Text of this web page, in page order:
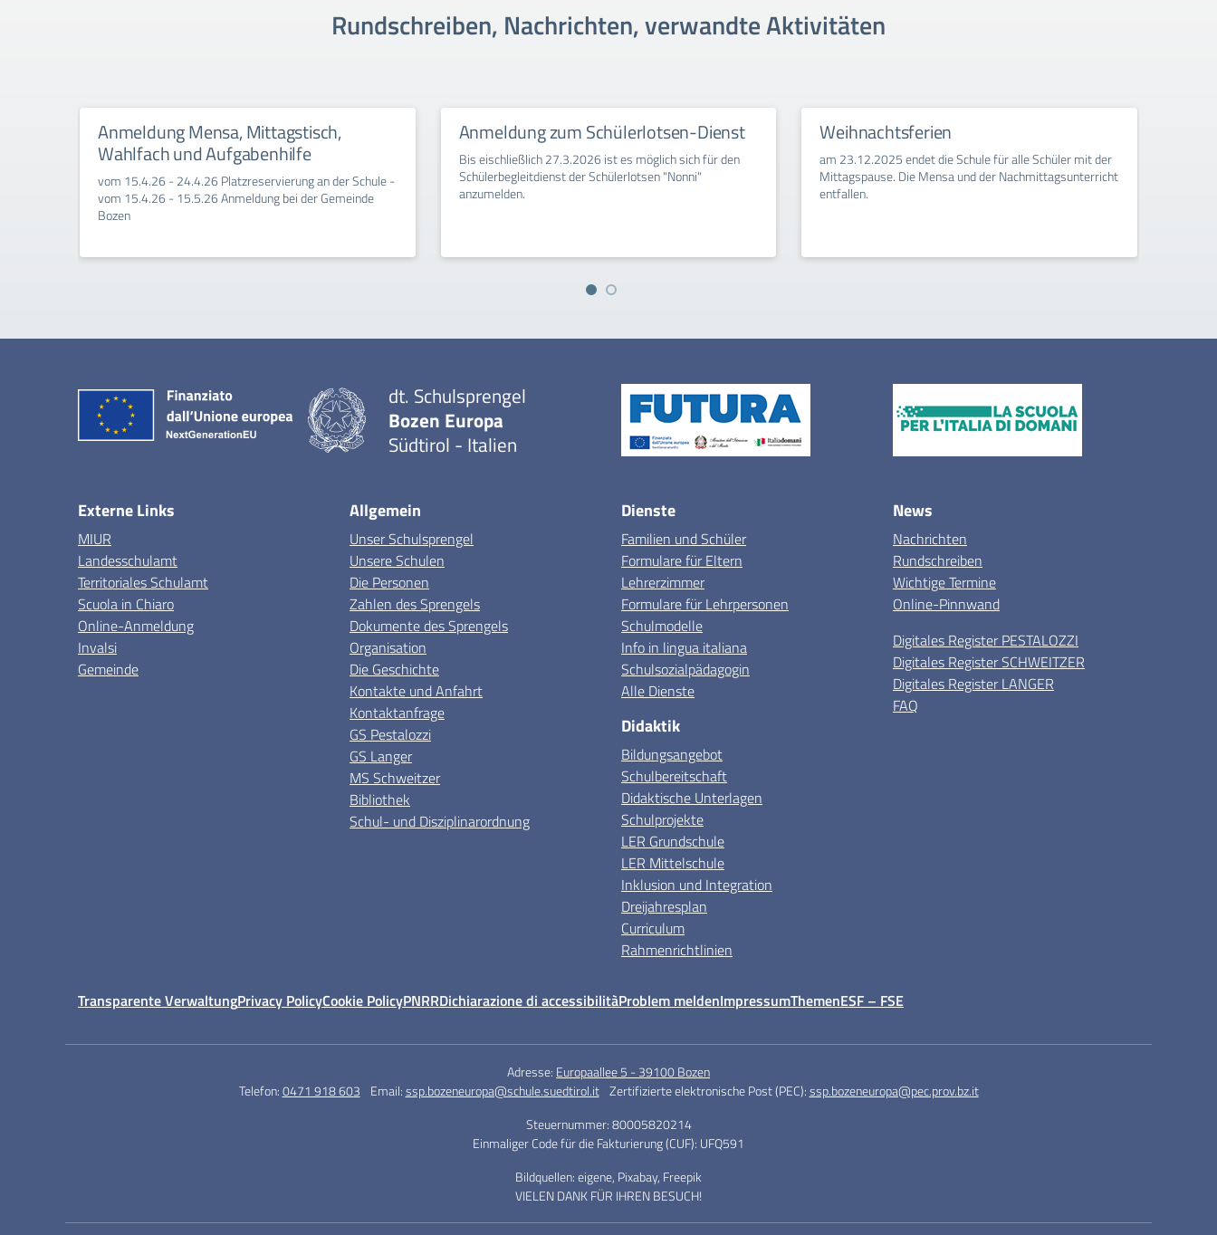
Rundschreiben, Nachrichten, verwandte Aktivitäten
Anmeldung Mensa, Mittagstisch,
Wahlfach und Aufgabenhilfe
vom 15.4.26 - 24.4.26 Platzreservierung an der Schule -
vom 15.4.26 - 15.5.26 Anmeldung bei der Gemeinde
Bozen
Anmeldung zum Schülerlotsen-Dienst
Bis eischließlich 27.3.2026 ist es möglich sich für den
Schülerbegleitdienst der Schülerlotsen "Nonni"
anzumelden.
Weihnachtsferien
am 23.12.2025 endet die Schule für alle Schüler mit der
Mittagspause. Die Mensa und der Nachmittagsunterricht
entfallen.
dt. Schulsprengel
Bozen Europa
Südtirol - Italien
Externe Links
MIUR
Landesschulamt
Territoriales Schulamt
Scuola in Chiaro
Online-Anmeldung
Invalsi
Gemeinde
Allgemein
Unser Schulsprengel
Unsere Schulen
Die Personen
Zahlen des Sprengels
Dokumente des Sprengels
Organisation
Die Geschichte
Kontakte und Anfahrt
Kontaktanfrage
GS Pestalozzi
GS Langer
MS Schweitzer
Bibliothek
Schul- und Disziplinarordnung
Dienste
Familien und Schüler
Formulare für Eltern
Lehrerzimmer
Formulare für Lehrpersonen
Schulmodelle
Info in lingua italiana
Schulsozialpädagogin
Alle Dienste
Didaktik
Bildungsangebot
Schulbereitschaft
Didaktische Unterlagen
Schulprojekte
LER Grundschule
LER Mittelschule
Inklusion und Integration
Dreijahresplan
Curriculum
Rahmenrichtlinien
News
Nachrichten
Rundschreiben
Wichtige Termine
Online-Pinnwand
Digitales Register PESTALOZZI
Digitales Register SCHWEITZER
Digitales Register LANGER
FAQ
Transparente VerwaltungPrivacy PolicyCookie PolicyPNRRDichiarazione di accessibilitàProblem meldenImpressumThemenESF – FSE
Adresse: Europaallee 5 - 39100 Bozen
Telefon:0471 918 603 Email:ssp.bozeneuropa@schule.suedtirol.it Zertifizierte elektronische Post (PEC):ssp.bozeneuropa@pec.prov.bz.it
Steuernummer: 80005820214
Einmaliger Code für die Fakturierung (CUF): UFQ591
Bildquellen: eigene, Pixabay, Freepik
VIELEN DANK FÜR IHREN BESUCH!